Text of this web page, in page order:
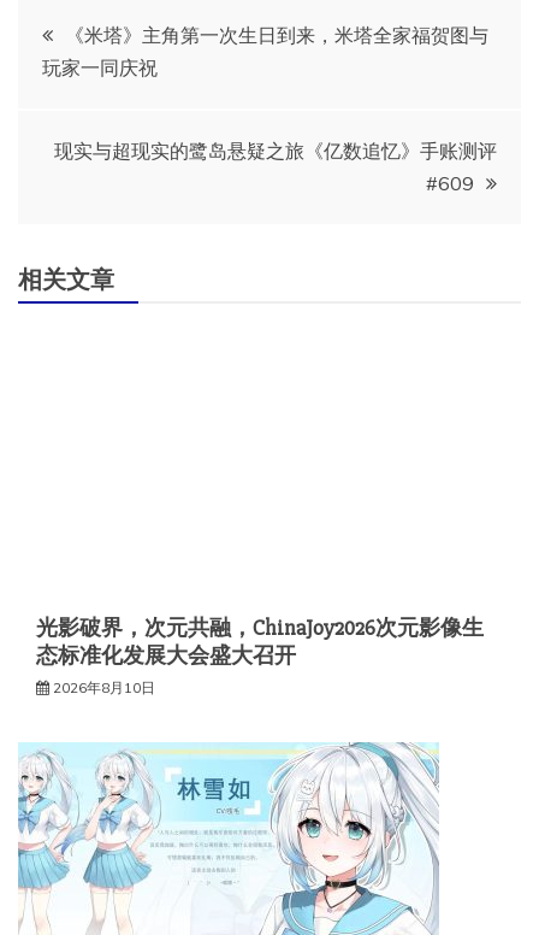
文
章
导
《米塔》主角第一次生日到来，米塔全家福贺图与
玩家一同庆祝
现实与超现实的鹭岛悬疑之旅《亿数追忆》手账测评
#609
相关文章
光影破界，次元共融，ChinaJoy2026次元影像生
态标准化发展大会盛大召开
2026年8月10日